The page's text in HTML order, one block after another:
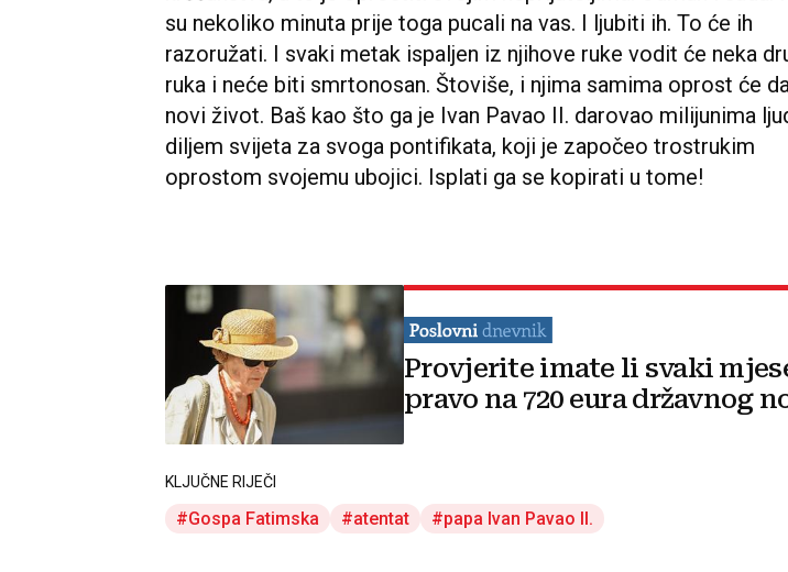
su nekoliko minuta prije toga pucali na vas. I ljubiti ih. To će ih
razoružati. I svaki metak ispaljen iz njihove ruke vodit će neka
ruka i neće biti smrtonosan. Štoviše, i njima samima oprost će
novi život. Baš kao što ga je Ivan Pavao II. darovao milijunima
diljem svijeta za svoga pontifikata, koji je započeo trostrukim
oprostom svojemu ubojici. Isplati ga se kopirati u tome!
Provjerite imate li svaki
pravo na 720 eura državnog
KLJUČNE RIJEČI
Gospa Fatimska atentat papa Ivan Pavao II.